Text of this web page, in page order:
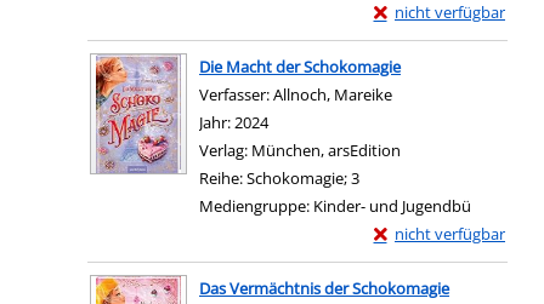
nicht verfügbar
Exemplar-Details von
Zum Download von
Die Macht der Schokomagie
Verfasser:Allnoch, Mareike
Jahr:2024
Verlag: München, arsEdition
Reihe:Schokomagie; 3
Mediengruppe: Kinder- und Jugendbü
nicht verfügbar
Exemplar-Details von
Zum Download von
Das Vermächtnis der Schokomagie